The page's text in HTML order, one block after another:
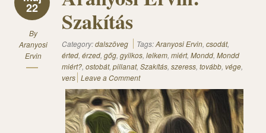
22
By
Aranyosi
Ervin
Szakítás
Category:dalszöveg Tags:Aranyosi Ervin, csodát,
érted, érzed, gőg, gyilkos, lelkem, miért, Mondd, Mondd
miért?, ostobát, pillanat, Szakítás, szeress, tovább, vége,
vers Leave a Comment